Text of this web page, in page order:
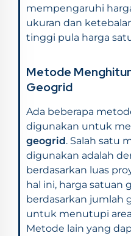
mempengaruhi
ukuran dan
tinggi pula harga
Metode
Geogrid
Ada beberapa
digunakan untuk
geogrid. Salah satu
digunakan adalah
berdasarkan luas
hal ini, harga satuan
berdasarkan jumlah
untuk menutupi
Metode lain yang